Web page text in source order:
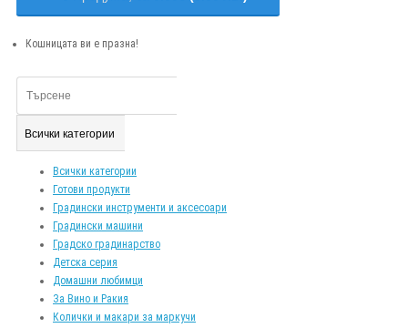
Кошницата ви е празна!
Всички категории
Всички категории
Готови продукти
Градински инструменти и аксесоари
Градински машини
Градско градинарство
Детска серия
Домашни любимци
За Вино и Ракия
Колички и макари за маркучи